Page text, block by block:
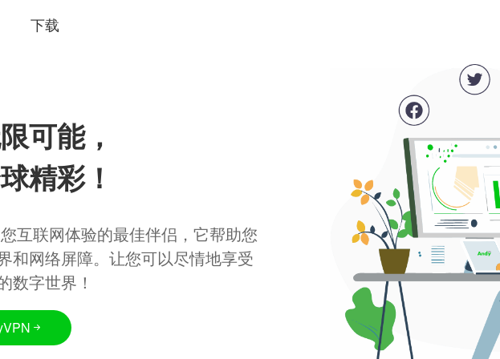
下载
可能，
精彩！
互联网体验的最佳伴侣，它帮助您
和网络屏障。让您可以尽情地享受
数字世界！